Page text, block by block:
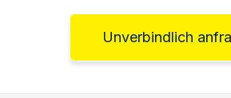
Unverbindlich